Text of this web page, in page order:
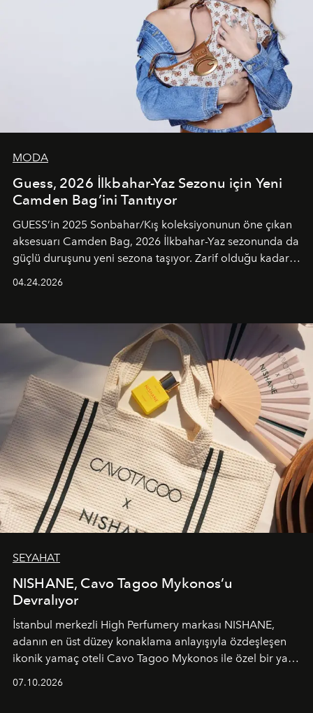
MODA
Guess, 2026 İlkbahar-Yaz Sezonu için Yeni
Camden Bag’ini Tanıtıyor
GUESS’in 2025 Sonbahar/Kış koleksiyonunun öne çıkan
aksesuarı Camden Bag, 2026 İlkbahar-Yaz sezonunda da
güçlü duruşunu yeni sezona taşıyor. Zarif olduğu kadar
04.24.2026
SEYAHAT
NISHANE, Cavo Tagoo Mykonos’u
Devralıyor
İstanbul merkezli High Perfumery markası NISHANE,
adanın en üst düzey konaklama anlayışıyla özdeşleşen
ikonik yamaç oteli Cavo Tagoo Mykonos ile özel bir yaz
07.10.2026